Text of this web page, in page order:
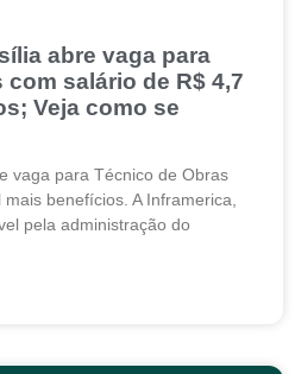
abre vaga para
salário de R$ 4,7
Veja como se
vaga para Técnico de Obras
benefícios. A Inframerica,
pela administração do